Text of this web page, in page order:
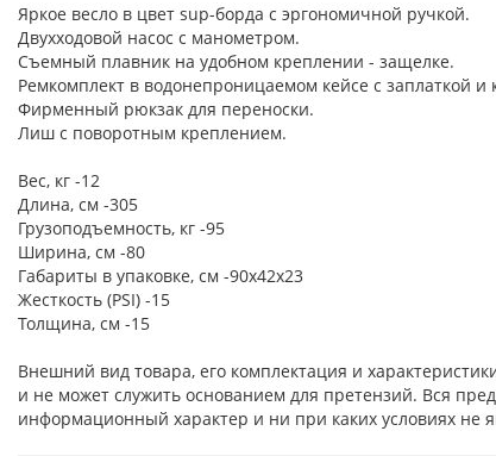
Яркое весло в цвет sup-борда с эргономичной ручкой.
Двухходовой насос с манометром.
Съемный плавник на удобном креплении - защелке.
Ремкомплект в водонепроницаемом кейсе с заплаткой и
Фирменный рюкзак для переноски.
Лиш с поворотным креплением.
Вес, кг -12
Длина, см -305
Грузоподъемность, кг -95
Ширина, см -80
Габариты в упаковке, см -90х42х23
Жесткость (PSI) -15
Толщина, см -15
Внешний вид товара, его комплектация и
и не может служить основанием для претензий. Вся
информационный характер и ни при каких условиях не